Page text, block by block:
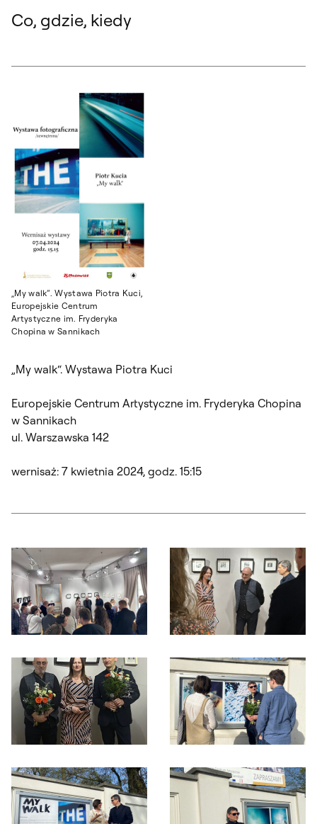
Co, gdzie, kiedy
„My walk“. Wystawa Piotra Kuci,
Europejskie Centrum
Artystyczne im. Fryderyka
Chopina w Sannikach
„My walk“. Wystawa Piotra Kuci
Europejskie Centrum Artystyczne im. Fryderyka Chopina
w Sannikach
ul. Warszawska 142
wernisaż: 7 kwietnia 2024, godz. 15:15